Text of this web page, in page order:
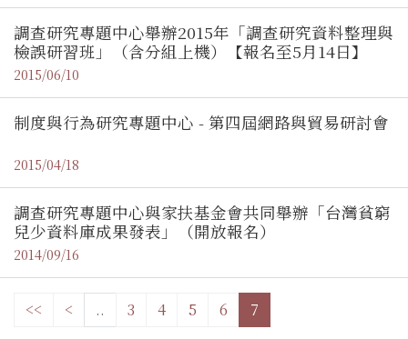
調查研究專題中心舉辦2015年「調查研究資料整理與
檢誤研習班」（含分組上機）【報名至5月14日】
2015/06/10
制度與行為研究專題中心 - 第四屆網路與貿易研討會
2015/04/18
調查研究專題中心與家扶基金會共同舉辦「台灣貧窮
兒少資料庫成果發表」（開放報名）
2014/09/16
<< < .. 3 4 5 6 7